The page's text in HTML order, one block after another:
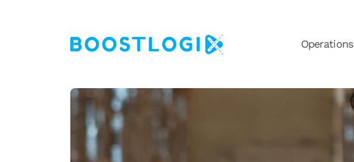
Operations
Nieuws
Operations